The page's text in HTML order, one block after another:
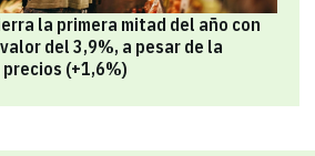
la primera mitad del año con
del 3,9%, a pesar de la
(+1,6%)